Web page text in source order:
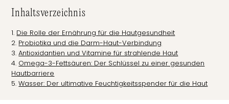
Inhaltsverzeichnis
Die Rolle der Ernährung für die Hautgesundheit
Probiotika und die Darm-Haut-Verbindung
Antioxidantien und Vitamine für strahlende Haut
Omega-3-Fettsäuren: Der Schlüssel zu einer gesunden
Hautbarriere
Wasser: Der ultimative Feuchtigkeitsspender für die Haut